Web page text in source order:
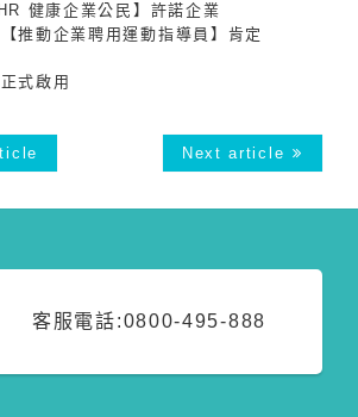
健康企業公民】許諾企業
推動企業聘用運動指導員】肯定
式啟用
Next article
客服電話:0800-495-888